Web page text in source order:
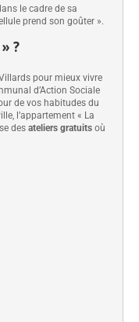
le cadre de sa
prend son goûter ».
?
pour mieux vivre
d’Action Sociale
de vos habitudes du
l’appartement « La
des ateliers gratuits où